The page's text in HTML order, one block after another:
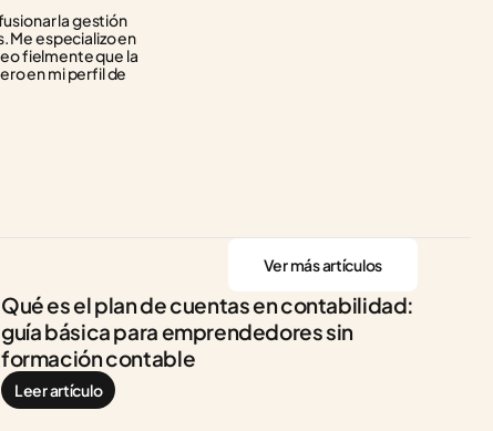
la gestión
Me especializo en
fielmente que la
en mi perfil de
Ver más artículos
Qué es el plan de cuentas en contabilidad:
guía básica para emprendedores sin
formación contable
Leer artículo